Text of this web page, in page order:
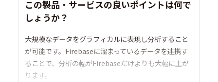
この製品・サービスの良いポイントは何で
しょうか？
大規模なデータをグラフィカルに表現し分析すること
が可能です。Firebaseに溜まっているデータを連携す
ることで、分析の幅がFirebaseだけよりも大幅に上が
ります。